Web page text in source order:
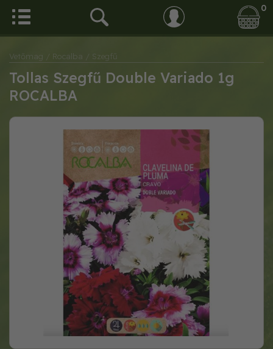
0
Vetőmag / Rocalba / Szegfű
Tollas Szegfű Double Variado 1g
ROCALBA